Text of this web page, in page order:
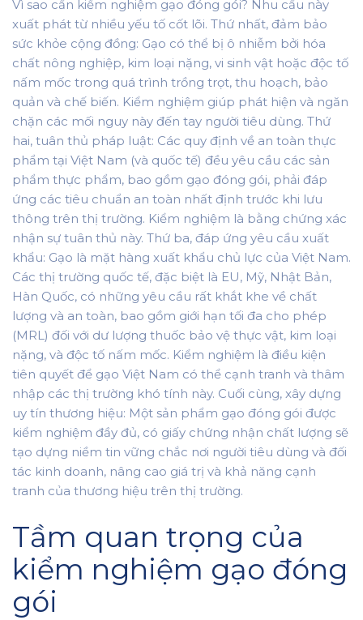
Vì sao cần kiểm nghiệm gạo đóng gói? Nhu cầu này
xuất phát từ nhiều yếu tố cốt lõi. Thứ nhất, đảm bảo
sức khỏe cộng đồng: Gạo có thể bị ô nhiễm bởi hóa
chất nông nghiệp, kim loại nặng, vi sinh vật hoặc độc tố
nấm mốc trong quá trình trồng trọt, thu hoạch, bảo
quản và chế biến. Kiểm nghiệm giúp phát hiện và ngăn
chặn các mối nguy này đến tay người tiêu dùng. Thứ
hai, tuân thủ pháp luật: Các quy định về an toàn thực
phẩm tại Việt Nam (và quốc tế) đều yêu cầu các sản
phẩm thực phẩm, bao gồm gạo đóng gói, phải đáp
ứng các tiêu chuẩn an toàn nhất định trước khi lưu
thông trên thị trường. Kiểm nghiệm là bằng chứng xác
nhận sự tuân thủ này. Thứ ba, đáp ứng yêu cầu xuất
khẩu: Gạo là mặt hàng xuất khẩu chủ lực của Việt Nam.
Các thị trường quốc tế, đặc biệt là EU, Mỹ, Nhật Bản,
Hàn Quốc, có những yêu cầu rất khắt khe về chất
lượng và an toàn, bao gồm giới hạn tối đa cho phép
(MRL) đối với dư lượng thuốc bảo vệ thực vật, kim loại
nặng, và độc tố nấm mốc. Kiểm nghiệm là điều kiện
tiên quyết để gạo Việt Nam có thể cạnh tranh và thâm
nhập các thị trường khó tính này. Cuối cùng, xây dựng
uy tín thương hiệu: Một sản phẩm gạo đóng gói được
kiểm nghiệm đầy đủ, có giấy chứng nhận chất lượng sẽ
tạo dựng niềm tin vững chắc nơi người tiêu dùng và đối
tác kinh doanh, nâng cao giá trị và khả năng cạnh
tranh của thương hiệu trên thị trường.
Tầm quan trọng của
kiểm nghiệm gạo đóng
gói